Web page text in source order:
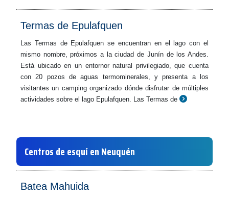
Termas de Epulafquen
Las Termas de Epulafquen se encuentran en el lago con el
mismo nombre, próximos a la ciudad de Junín de los Andes.
Está ubicado en un entornor natural privilegiado, que cuenta
con 20 pozos de aguas termominerales, y presenta a los
visitantes un camping organizado dónde disfrutar de múltiples
actividades sobre el lago Epulafquen. Las Termas de
Centros de esquí en Neuquén
Batea Mahuida